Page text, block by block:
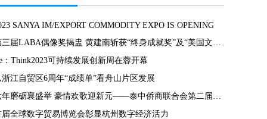
SANYA IM/EXPORT COMMODITY EXPO IS OPENING
第三届LABA偶像奖揭盅 黄建南斩获“终身成就奖”及“美国文化奖”
：Think2023可持续发展创新周在蓉开幕
浙江自贸区6周年“成绩单”看舟山片区发展
六年磨砺襄盛举 豪情欢歌迎新元——泰中侨商联合会第二届第七次会员大会暨新春联欢晚会隆重举行
届全球数字贸易博览会彰显杭州数字经济活力